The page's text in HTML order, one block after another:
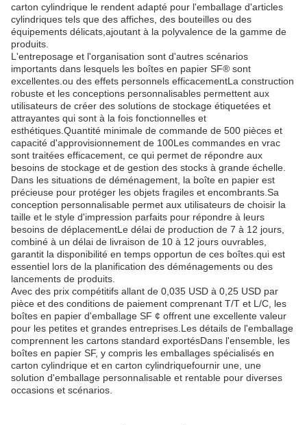
carton cylindrique le rendent adapté pour l'emballage d'articles
cylindriques tels que des affiches, des bouteilles ou des
équipements délicats,ajoutant à la polyvalence de la gamme de
produits.
L'entreposage et l'organisation sont d'autres scénarios
importants dans lesquels les boîtes en papier SF® sont
excellentes.ou des effets personnels efficacementLa construction
robuste et les conceptions personnalisables permettent aux
utilisateurs de créer des solutions de stockage étiquetées et
attrayantes qui sont à la fois fonctionnelles et
esthétiques.Quantité minimale de commande de 500 pièces et
capacité d'approvisionnement de 100Les commandes en vrac
sont traitées efficacement, ce qui permet de répondre aux
besoins de stockage et de gestion des stocks à grande échelle.
Dans les situations de déménagement, la boîte en papier est
précieuse pour protéger les objets fragiles et encombrants.Sa
conception personnalisable permet aux utilisateurs de choisir la
taille et le style d'impression parfaits pour répondre à leurs
besoins de déplacementLe délai de production de 7 à 12 jours,
combiné à un délai de livraison de 10 à 12 jours ouvrables,
garantit la disponibilité en temps opportun de ces boîtes.qui est
essentiel lors de la planification des déménagements ou des
lancements de produits.
Avec des prix compétitifs allant de 0,035 USD à 0,25 USD par
pièce et des conditions de paiement comprenant T/T et L/C, les
boîtes en papier d'emballage SF ¢ offrent une excellente valeur
pour les petites et grandes entreprises.Les détails de l'emballage
comprennent les cartons standard exportésDans l'ensemble, les
boîtes en papier SF, y compris les emballages spécialisés en
carton cylindrique et en carton cylindriquefournir une, une
solution d'emballage personnalisable et rentable pour diverses
occasions et scénarios.